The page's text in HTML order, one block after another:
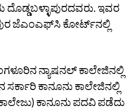
ಇವರ
ಜೆಎಂಎಫ್‌ಸಿ ಕೋರ್ಟ್‌ನಲ್ಲಿ
ನ್ಯಾಷನಲ್‌ ಕಾಲೇಜಿನಲ್ಲಿ
ಕಾನೂನು ಕಾಲೇಜಿನಲ್ಲಿ
ಕಾನೂನು ಪದವಿ ಪಡೆದು